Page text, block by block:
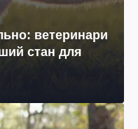
ветеринари
стан для